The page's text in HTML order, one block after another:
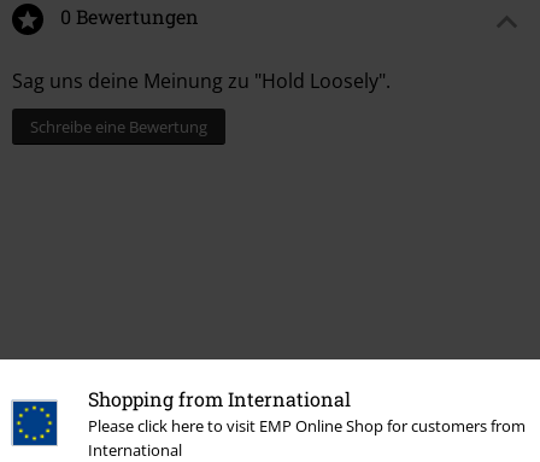
Shopping from International
Please click here to visit EMP Online Shop for customers from
International
0 Bewertungen
Sag uns deine Meinung zu "Hold Loosely".
Schreibe eine Bewertung
Zuletzt angesehene Artikel